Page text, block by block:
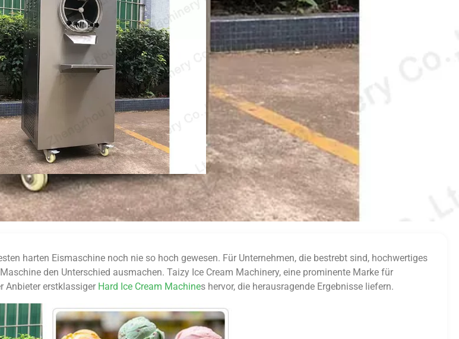
harten Eismaschine noch nie so hoch gewesen. Für Unternehmen, die bestrebt sind, hochwertiges
den Unterschied ausmachen. Taizy Ice Cream Machinery, eine prominente Marke für
Anbieter erstklassiger Hard Ice Cream Machines hervor, die herausragende Ergebnisse liefern.